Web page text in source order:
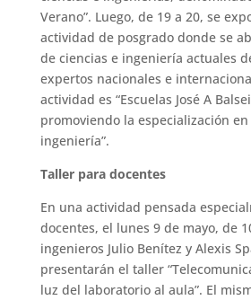
Verano”. Luego, de 19 a 20, se
actividad de posgrado donde se
de ciencias e ingeniería actuales
expertos nacionales e
actividad es “Escuelas José A
promoviendo la especialización
ingeniería”.
Taller para docentes
En una actividad pensada
docentes, el lunes 9 de mayo, de
ingenieros Julio Benítez y Alexis
presentarán el taller
luz del laboratorio al aula”. El